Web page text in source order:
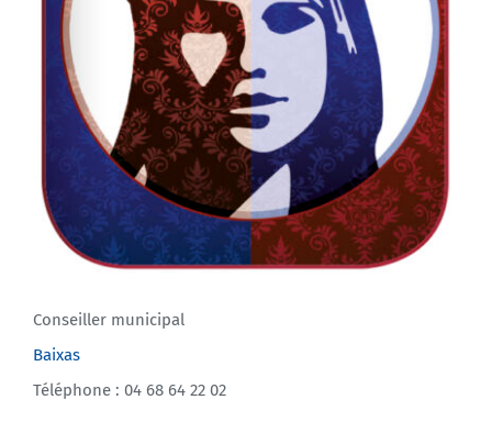
Conseiller municipal
Baixas
Téléphone : 04 68 64 22 02